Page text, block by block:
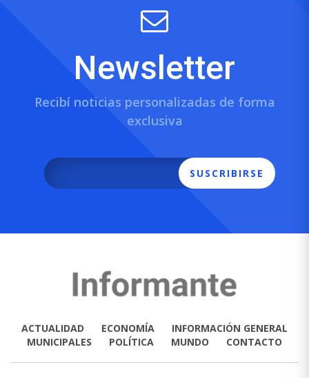
Newsletter
Recibí noticias personalizadas de forma
exclusiva
SUSCRIBIRSE
ACTUALIDAD ECONOMÍA
INFORMACIÓN GENERAL
MUNICIPALES
POLÍTICA MUNDO CONTACTO